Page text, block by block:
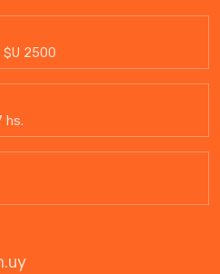
$U 2500
hs.